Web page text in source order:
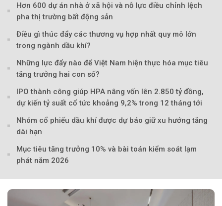
Hơn 600 dự án nhà ở xã hội và nỗ lực điều chỉnh lệch
pha thị trường bất động sản
Điều gì thúc đẩy các thương vụ hợp nhất quy mô lớn
trong ngành dầu khí?
Những lực đẩy nào để Việt Nam hiện thực hóa mục tiêu
tăng trưởng hai con số?
IPO thành công giúp HPA nâng vốn lên 2.850 tỷ đồng,
dự kiến tỷ suất cổ tức khoảng 9,2% trong 12 tháng tới
Nhóm cổ phiếu dầu khí được dự báo giữ xu hướng tăng
dài hạn
Mục tiêu tăng trưởng 10% và bài toán kiểm soát lạm
phát năm 2026